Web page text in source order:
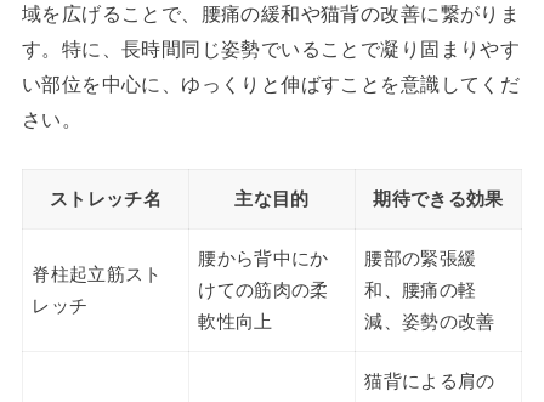
域を広げることで、腰痛の緩和や猫背の改善に繋がりま
す。特に、長時間同じ姿勢でいることで凝り固まりやす
い部位を中心に、ゆっくりと伸ばすことを意識してくだ
さい。
ストレッチ名 主な目的 期待できる効果
脊柱起立筋スト
レッチ
腰から背中にか
けての筋肉の柔
軟性向上
腰部の緊張緩
和、腰痛の軽
減、姿勢の改善
猫背による肩の